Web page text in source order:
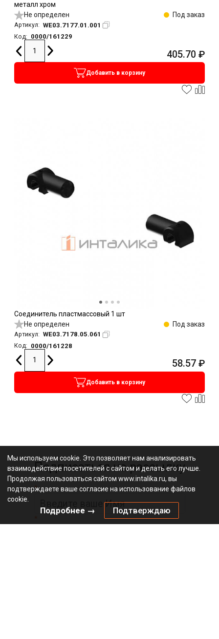
металл хром
Не определен
Под заказ
Артикул: WE03.7177.01.001
Код: 0000/161229
405.70 ₽
Добавить в корзину
Соединитель пластмассовый 1 шт
Не определен
Под заказ
Артикул: WE03.7178.05.061
Код: 0000/161228
58.57 ₽
Добавить в корзину
Подписаться на рассылку
*
Мы используем cookie. Это позволяет нам анализировать
взаимодействие посетителей с сайтом и делать его лучше.
Продолжая пользоваться сайтом www.intalika.ru, вы
подтверждаете ваше согласие на использование файлов
cookie.
Подробнее → Подтверждаю